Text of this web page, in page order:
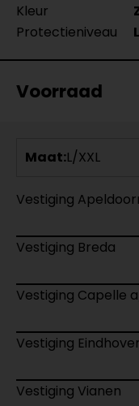
Kleur
Protectieniveau
Voorraad
Maat:L/XXL
Vestiging
Vestiging Breda
Vestiging Capelle
Vestiging
Vestiging Vianen